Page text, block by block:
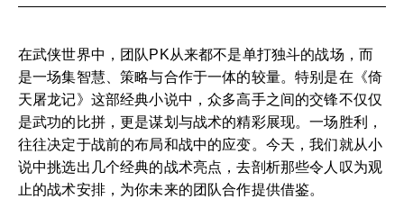
在武侠世界中，团队PK从来都不是单打独斗的战场，而
是一场集智慧、策略与合作于一体的较量。特别是在《倚
天屠龙记》这部经典小说中，众多高手之间的交锋不仅仅
是武功的比拼，更是谋划与战术的精彩展现。一场胜利，
往往决定于战前的布局和战中的应变。今天，我们就从小
说中挑选出几个经典的战术亮点，去剖析那些令人叹为观
止的战术安排，为你未来的团队合作提供借鉴。